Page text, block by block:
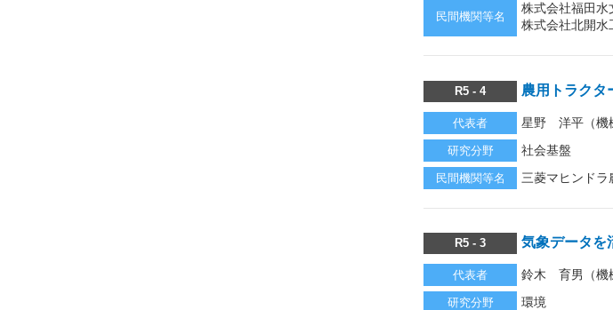
民間機関等名
株式会社福田水
株式会社北開水
R5 - 4 農用トラクタ
代表者 星野 洋平（機
研究分野 社会基盤
民間機関等名 三菱マヒンドラ
R5 - 3 気象データを
代表者 鈴木 育男（機
研究分野 環境